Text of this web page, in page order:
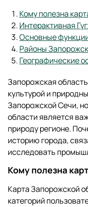
Кому полезна
Интерактивная
Основные
Районы
Географические
Запорожская
культурой и
Запорожской Сечи,
области является
природу регионе.
историю города,
исследовать
Кому полезна
Карта Запорожской
категорий